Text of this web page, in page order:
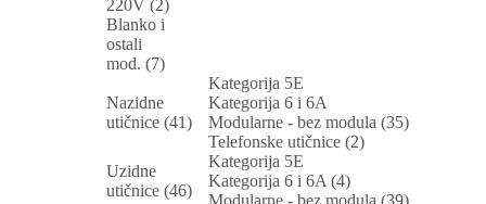
220V (2)
Blanko i
ostali
mod. (7)
Nazidne
utičnice (41)
Kategorija 5E
Kategorija 6 i 6A
Modularne - bez modula (35)
Telefonske utičnice (2)
Uzidne
utičnice (46)
Kategorija 5E
Kategorija 6 i 6A (4)